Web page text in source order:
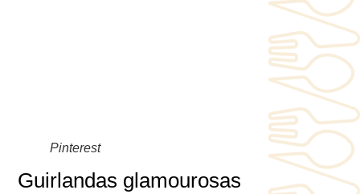
Pinterest
Guirlandas glamourosas